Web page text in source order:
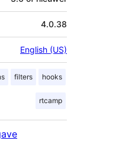
4.0.38
English (US)
filters hooks
rtcamp